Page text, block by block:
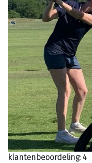
klantenbeoordeling: 4